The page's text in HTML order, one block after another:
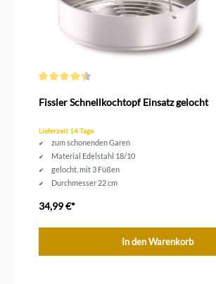
Fissler Schnellkochtopf Einsatz gelocht
Lieferzeit 14 Tage
zum schonenden Garen
Material Edelstahl 18/10
gelocht, mit 3 Füßen
Durchmesser 22 cm
34,99 €*
In den Warenkorb